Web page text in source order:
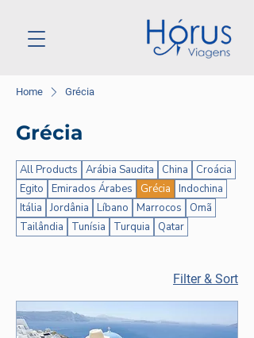
Home Grécia
Grécia
All Products Arábia Saudita China
Croácia
Egito
Emirados Árabes Grécia
Indochina
Itália
Jordânia Líbano Marrocos
Omã
Tailândia
Tunísia Turquia Qatar
Filter & Sort